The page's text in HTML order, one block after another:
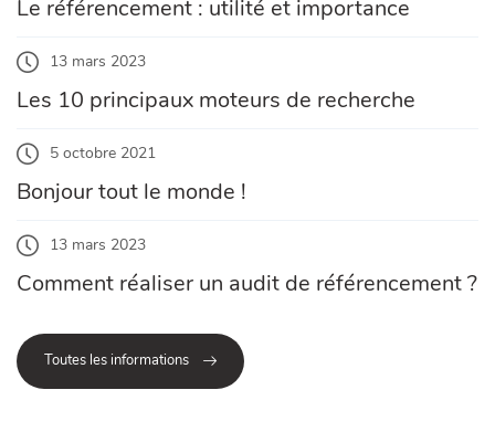
Le référencement : utilité et importance
13 mars 2023
Les 10 principaux moteurs de recherche
5 octobre 2021
Bonjour tout le monde !
13 mars 2023
Comment réaliser un audit de référencement ?
Toutes les informations